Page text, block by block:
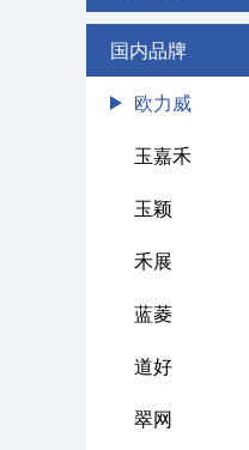
国内品牌
欧力威
玉嘉禾
玉颖
禾展
蓝菱
道好
翠网